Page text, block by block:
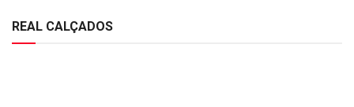
REAL CALÇADOS